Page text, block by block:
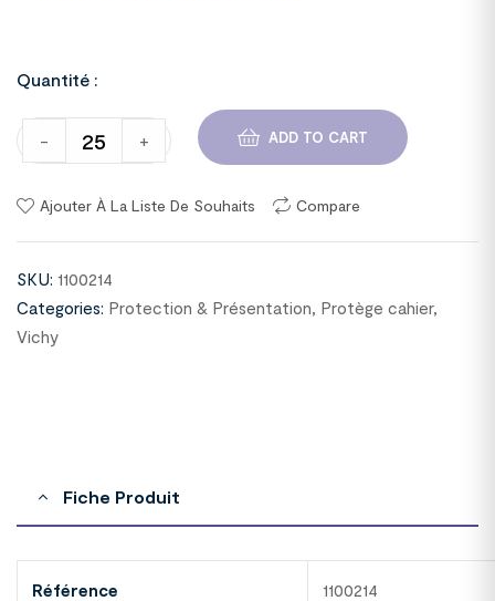
Quantité :
- + ADD TO CART
Ajouter À La Liste De Souhaits Compare
SKU: 1100214
Categories: Protection & Présentation, Protège cahier,
Vichy
Fiche Produit
Référence 1100214